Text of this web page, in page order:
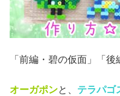
「前編・碧の仮面」「
オーガポンと、 テラパゴ